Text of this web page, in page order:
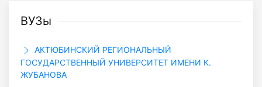
ВУЗы
АКТЮБИНСКИЙ РЕГИОНАЛЬНЫЙ
ГОСУДАРСТВЕННЫЙ УНИВЕРСИТЕТ ИМЕНИ К.
ЖУБАНОВА